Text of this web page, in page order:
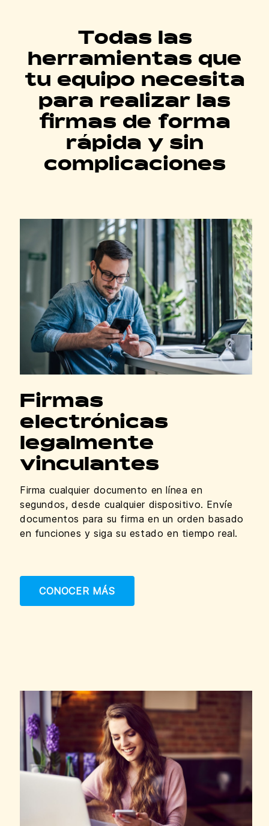
Todas las
herramientas que
tu equipo necesita
para realizar las
firmas de forma
rápida y sin
complicaciones
Firmas
electrónicas
legalmente
vinculantes
Firma cualquier documento en línea en
segundos, desde cualquier dispositivo. Envíe
documentos para su firma en un orden basado
en funciones y siga su estado en tiempo real.
CONOCER MÁS